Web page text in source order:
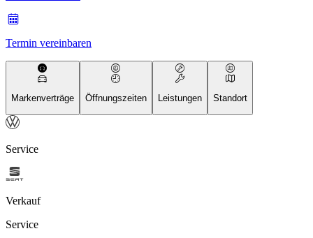
Termin vereinbaren
Markenverträge Öffnungszeiten Leistungen Standort
Service
Verkauf
Service